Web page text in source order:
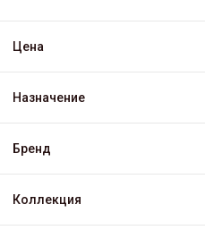
Цена
Назначение
Бренд
Коллекция